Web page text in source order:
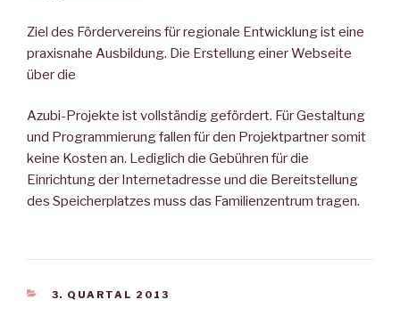
Ziel des Fördervereins für re­gionale Entwicklung ist eine
praxisnahe Ausbildung. Die Er­stellung einer Webseite
über die
Azubi-Projekte ist vollständig gefördert. Für Gestaltung
und Programmierung fallen für den Projektpartner somit
keine Kos­ten an. Lediglich die Gebühren für die
Einrichtung der Internet­adresse und die Bereitstellung
des Speicherplatzes muss das Familienzentrum tragen.
KATEGORIEN
3. QUARTAL 2013